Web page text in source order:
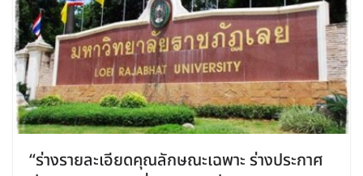
“ร่างรายละเอียดคุณลักษณะเฉพาะ ร่างประกาศ